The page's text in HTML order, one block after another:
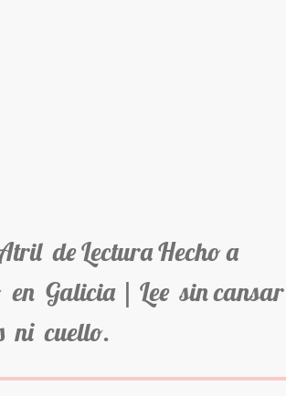
de Lectura Hecho a
en Galicia | Lee sin cansar
ni cuello.